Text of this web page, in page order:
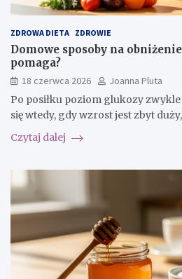
ZDROWA DIETA ZDROWIE
Domowe sposoby na
pomaga?
18 czerwca 2026
Joanna Pluta
Po posiłku poziom glukozy
się wtedy, gdy wzrost jest zbyt
Czytaj dalej